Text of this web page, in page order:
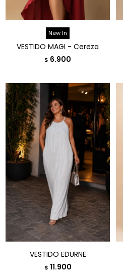
New In
VESTIDO MAGI - Cereza
$ 6.900
VESTIDO EDURNE
$ 11.900